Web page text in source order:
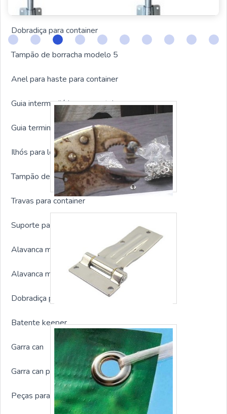
Respiro para container
Dobradiça para container
Tampão de borracha modelo 5
Anel para haste para container
Guia intermediária para container
Guia terminal para container
Ilhós para lona para container
Tampão de borracha para container
Travas para container
Suporte para alavanca
Alavanca modelo 01
Alavanca modelo 02
Dobradiça para containers sp
Batente keeper
Garra can
Garra can para container
Peças para container marítimo